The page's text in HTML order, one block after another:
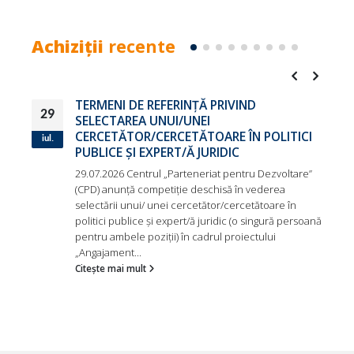
Achiziții recente
29
iul.
TERMENI DE REFERINȚĂ PRIVIND
SELECTAREA UNUI/UNEI
CERCETĂTOR/CERCETĂTOARE ÎN POLITICI
PUBLICE ȘI EXPERT/Ă JURIDIC
29.07.2026 Centrul „Parteneriat pentru Dezvoltare”
(CPD) anunță competiție deschisă în vederea
selectării unui/ unei cercetător/cercetătoare în
politici publice și expert/ă juridic (o singură persoană
pentru ambele poziții) în cadrul proiectului
„Angajament...
Citește mai mult